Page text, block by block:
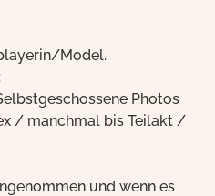
Model.
Photos
/ manchmal bis Teilakt /
und wenn es